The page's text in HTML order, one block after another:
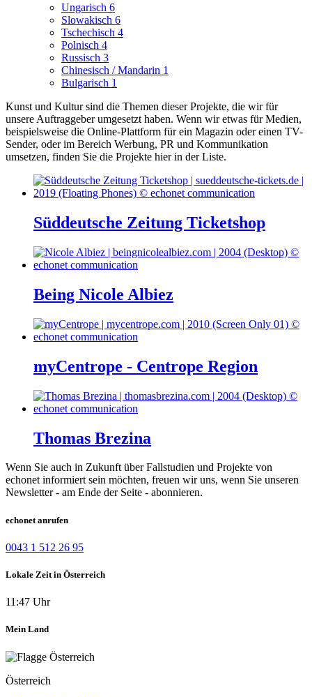
Ungarisch 6
Slowakisch 6
Tschechisch 4
Polnisch 4
Russisch 3
Chinesisch / Mandarin 1
Bulgarisch 1
Kunst und Kultur sind die Themen dieser Projekte, die wir für
unsere Auftraggeber umgesetzt haben. Wenn wir etwas für Medien,
beispielsweise die Online-Plattform für ein Magazin oder einen TV-
Sender, oder im Bereich Werbung, PR und Kommunikation
umsetzen, finden Sie die Projekte hier in der Liste.
Süddeutsche Zeitung Ticketshop
Being Nicole Albiez
myCentrope - Centrope Region
Thomas Brezina
Wenn Sie auch in Zukunft über Fallstudien und Projekte von
echonet informiert sein möchten, freuen wir uns, wenn Sie unseren
Newsletter - am Ende der Seite - abonnieren.
echonet anrufen
0043 1 512 26 95
Lokale Zeit in Österreich
11:47 Uhr
Mein Land
Österreich